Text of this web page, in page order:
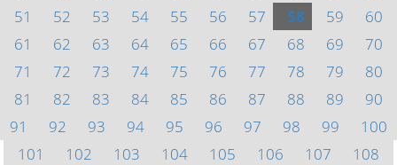
51
52 53 54 55 56 57 58 59
60
61
62 63 64 65 66 67 68 69
70
71
72 73 74 75 76 77 78 79
80
81
82 83 84 85 86 87 88 89
90
91
92 93 94 95 96 97 98 99
100
101
102 103 104 105 106 107
108